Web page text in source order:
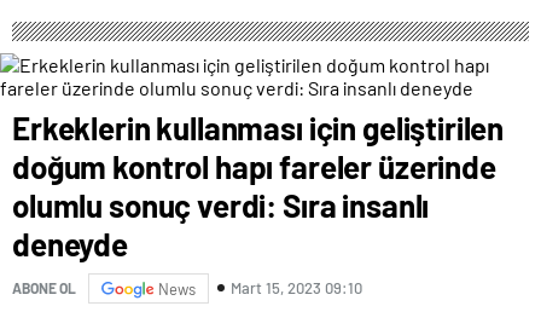
Erkeklerin kullanması için geliştirilen
doğum kontrol hapı fareler üzerinde
olumlu sonuç verdi: Sıra insanlı
deneyde
ABONE OL News Mart 15, 2023 09:10